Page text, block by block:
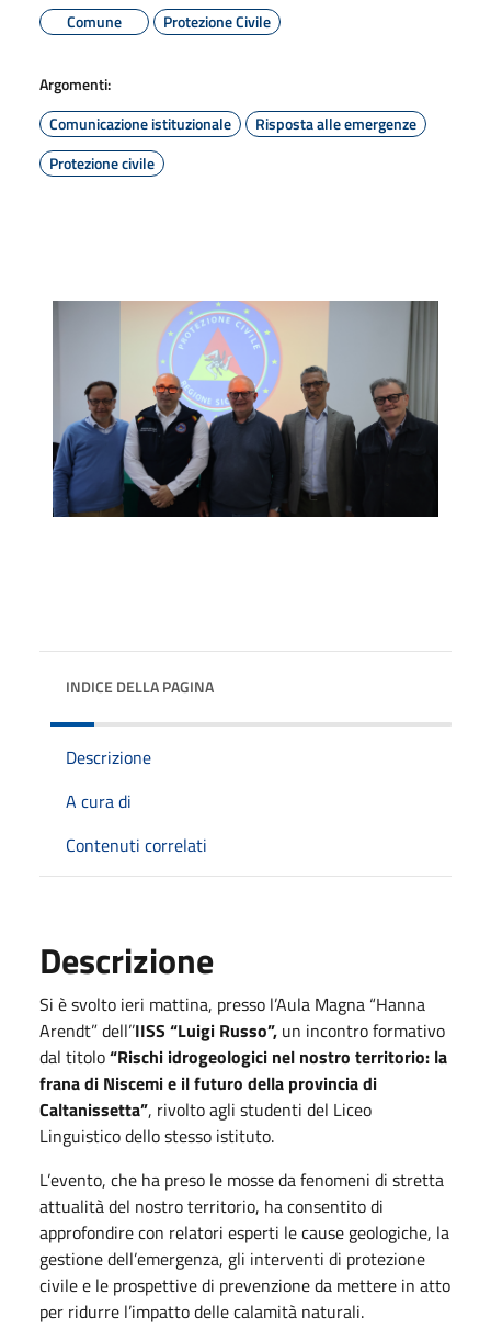
Comune
Protezione Civile
Argomenti:
Comunicazione istituzionale
Risposta alle emergenze
Protezione civile
INDICE DELLA PAGINA
Descrizione
A cura di
Contenuti correlati
Descrizione
Si è svolto ieri mattina, presso l’Aula Magna “Hanna
Arendt” dell’’IISS “Luigi Russo”, un incontro formativo
dal titolo“Rischi idrogeologici nel nostro territorio: la
frana di Niscemi e il futuro della provincia di
Caltanissetta”, rivolto agli studenti del Liceo
Linguistico dello stesso istituto.
L’evento, che ha preso le mosse da fenomeni di stretta
attualità del nostro territorio, ha consentito di
approfondire con relatori esperti le cause geologiche, la
gestione dell’emergenza, gli interventi di protezione
civile e le prospettive di prevenzione da mettere in atto
per ridurre l’impatto delle calamità naturali.